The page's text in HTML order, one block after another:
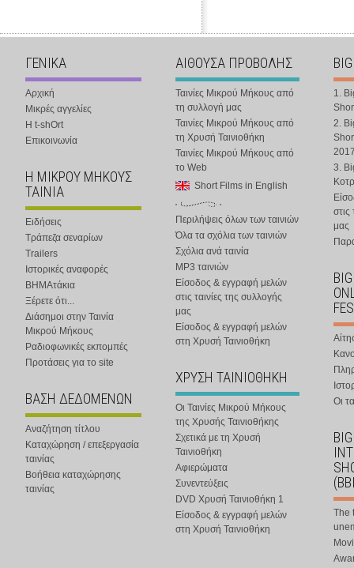
ΓΕΝΙΚΑ
Αρχική
Μικρές αγγελίες
Η t-shOrt
Επικοινωνία
Η ΜΙΚΡΟΥ ΜΗΚΟΥΣ
ΤΑΙΝΙΑ
Ειδήσεις
Τράπεζα σεναρίων
Trailers
Ιστορικές αναφορές
ΒΗΜΑτάκια
Ξέρετε ότι...
Διάσημοι στην Ταινία
Μικρού Μήκους
Ραδιοφωνικές εκπομπές
Προτάσεις για το site
ΒΑΣΗ ΔΕΔΟΜΕΝΩΝ
Αναζήτηση τίτλου
Καταχώρηση / επεξεργασία
ταινίας
Βοήθεια καταχώρησης
ταινίας
ΑΙΘΟΥΣΑ ΠΡΟΒΟΛΗΣ
Ταινίες Μικρού Μήκους από
τη συλλογή μας
Ταινίες Μικρού Μήκους από
τη Χρυσή Ταινιοθήκη
Ταινίες Μικρού Μήκους από
το Web
Short Films in English
Περιλήψεις όλων των ταινιών
Όλα τα σχόλια των ταινιών
Σχόλια ανά ταινία
MP3 ταινιών
Είσοδος & εγγραφή μελών
στις ταινίες της συλλογής
μας
Είσοδος & εγγραφή μελών
στη Χρυσή Ταινιοθήκη
ΧΡΥΣΗ ΤΑΙΝΙΟΘΗΚΗ
Οι Ταινίες Μικρού Μήκους
της Χρυσής Ταινιοθήκης
Σχετικά με τη Χρυσή
Ταινιοθήκη
Αφιερώματα
Συνεντεύξεις
DVD Χρυσή Ταινιοθήκη 1
Είσοδος & εγγραφή μελών
στη Χρυσή Ταινιοθήκη
1.
2.
3.
στις
μας
Οι
The